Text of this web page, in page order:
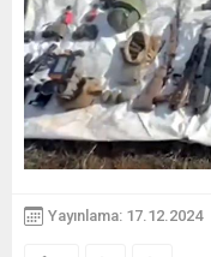
Yayınlama: 17.12.2024